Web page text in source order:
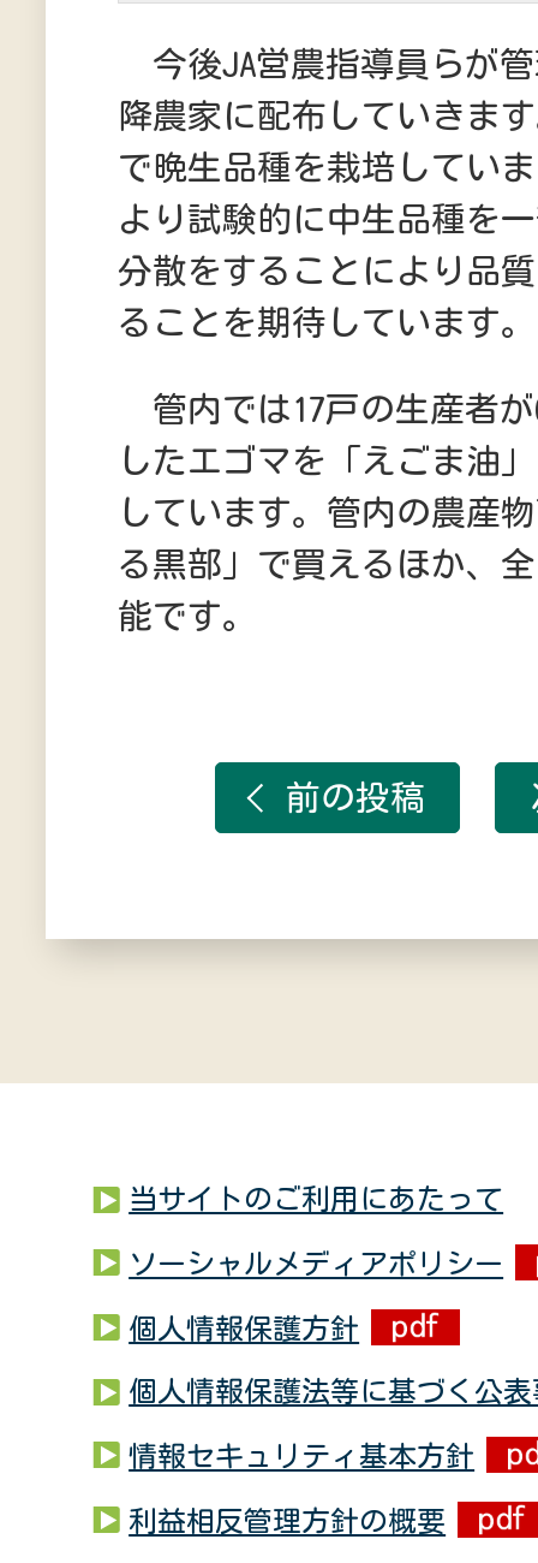
今後JA営農指導員らが
降農家に配布していきま
で晩生品種を栽培してい
より試験的に中生品種を
分散をすることにより品
ることを期待していま
管内では17戸の生産者が
したエゴマを「えごま油
しています。管内の農産
る黒部」で買えるほか、
能です。
前の投稿
当サイトのご利用にあたって
ソーシャルメディアポリシー
個人情報保護方針
個人情報保護法等に基づく公
情報セキュリティ基本方針
利益相反管理方針の概要